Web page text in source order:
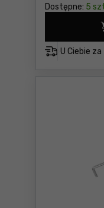
Dostępne: 5
U Ciebie za